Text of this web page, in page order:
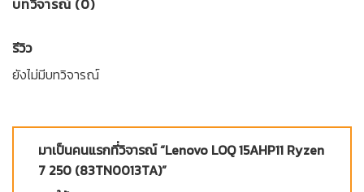
รีวิว
ยังไม่มีบทวิจารณ์
มาเป็นคนแรกที่วิจารณ์ “Lenovo LOQ 15AHP11 Ryzen
7 250 (83TN0013TA)”